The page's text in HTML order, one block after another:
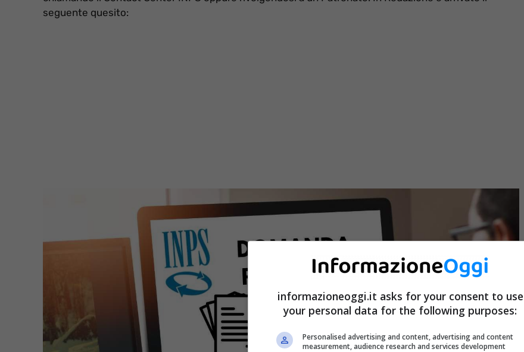
seguente quesito:
informazioneoggi.it asks for your consent to use
your personal data for the following purposes:
Personalised advertising and content, advertising and content
measurement, audience research and services development